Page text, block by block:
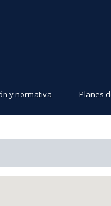
y normativa Planes